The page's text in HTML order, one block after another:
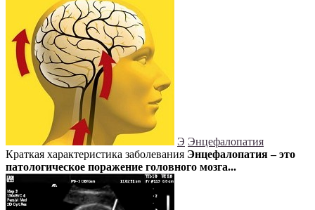
Э Энцефалопатия
Краткая характеристика заболевания Энцефалопатия – это
патологическое поражение головного мозга...